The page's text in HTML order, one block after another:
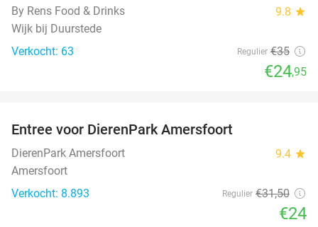
By Rens Food & Drinks 9.8 star
Wijk bij Duurstede
Verkocht: 63
Regulier €35
€24,95
Entree voor DierenPark Amersfoort
DierenPark Amersfoort 9.4 star
Amersfoort
Verkocht: 8.893
Regulier €31,50
€24